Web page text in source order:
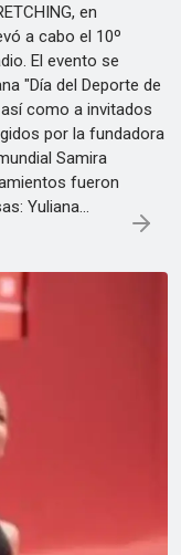
en
a cabo el 10º
El evento se
"Día del Deporte de
como a invitados
por la fundadora
Samira
fueron
Yuliana…